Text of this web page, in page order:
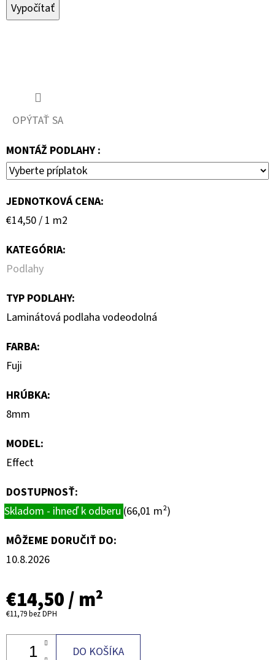
Vypočítať
OPÝTAŤ SA
MONTÁŽ PODLAHY :
JEDNOTKOVÁ CENA:
Jednotková
€14,50 / 1 m2
KATEGÓRIA:
Podlahy
TYP PODLAHY:
Laminátová podlaha vodeodolná
FARBA:
Fuji
HRÚBKA:
8mm
MODEL:
Effect
DOSTUPNOSŤ:
Skladom - ihneď k odberu (66,01 m²)
MÔŽEME DORUČIŤ DO:
10.8.2026
€14,50/ m²
€11,79bez DPH
DO KOŠÍKA